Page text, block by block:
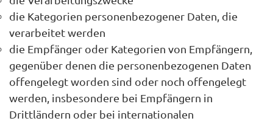
die Kategorien personenbezogener Daten, die
verarbeitet werden
die Empfänger oder Kategorien von Empfängern,
gegenüber denen die personenbezogenen Daten
offengelegt worden sind oder noch offengelegt
werden, insbesondere bei Empfängern in
Drittländern oder bei internationalen